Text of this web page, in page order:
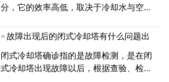
分，它的效率高低，取决于冷却水与空气
50℃～68℃，耐老化，性能优良、抗紫
塔填料的作用<
故障出现后的闭式冷却塔有什么问题出
闭式冷却塔确诊指的是故障检测，是在闭
式冷却塔出现故障以后，根据查验、检